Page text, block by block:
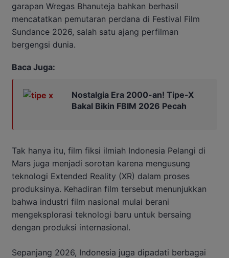
garapan Wregas Bhanuteja bahkan berhasil
mencatatkan pemutaran perdana di Festival Film
Sundance 2026, salah satu ajang perfilman
bergengsi dunia.
Baca Juga:
Nostalgia Era 2000-an! Tipe-X
Bakal Bikin FBIM 2026 Pecah
Tak hanya itu, film fiksi ilmiah Indonesia Pelangi di
Mars juga menjadi sorotan karena mengusung
teknologi Extended Reality (XR) dalam proses
produksinya. Kehadiran film tersebut menunjukkan
bahwa industri film nasional mulai berani
mengeksplorasi teknologi baru untuk bersaing
dengan produksi internasional.
Sepanjang 2026, Indonesia juga dipadati berbagai